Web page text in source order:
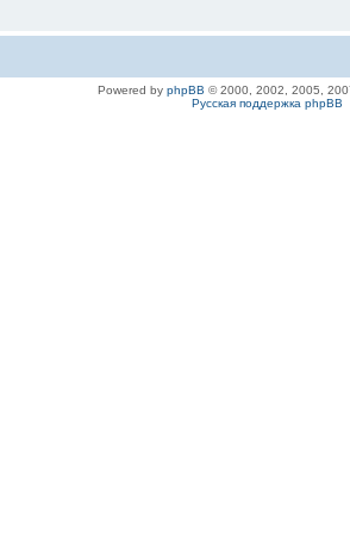
Powered by phpBB © 2000, 2002, 2005,
Русская поддержка phpBB